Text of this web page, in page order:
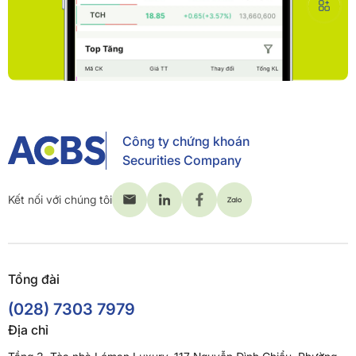
Công ty chứng khoán
Securities Company
Kết nối với chúng tôi
Tổng đài
(028) 7303 7979
Địa chỉ